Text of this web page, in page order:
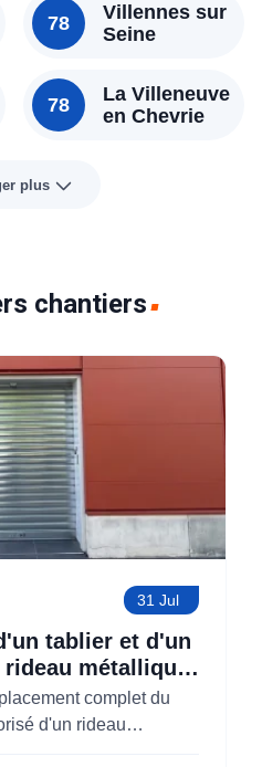
78
Villennes sur
Seine
78
La Villeneuve
en Chevrie
plus
chantiers
31 Jul
tablier et d'un
métallique
Center)
complet du
d'un rideau